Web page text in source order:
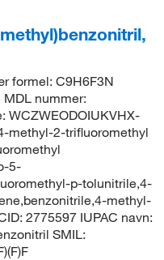
formel: C9H6F3N
nummer:
WCZWEODOIUKVHX-
methyl-2-trifluoromethyl
5-
p-tolunitrile,4-
methyl-
2775597 IUPAC navn:
SMIL: